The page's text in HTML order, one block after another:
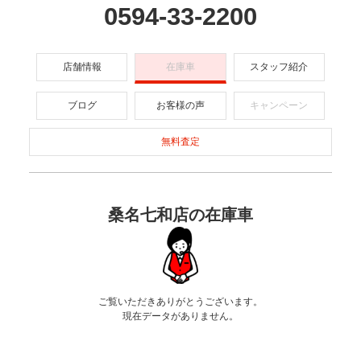
0594-33-2200
店舗情報 在庫車 スタッフ紹介
ブログ お客様の声 キャンペーン
無料査定
桑名七和店の在庫車
ご覧いただきありがとうございます。
現在データがありません。